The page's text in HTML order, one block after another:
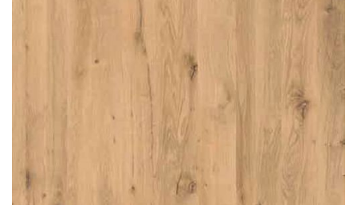
Bildergalerie